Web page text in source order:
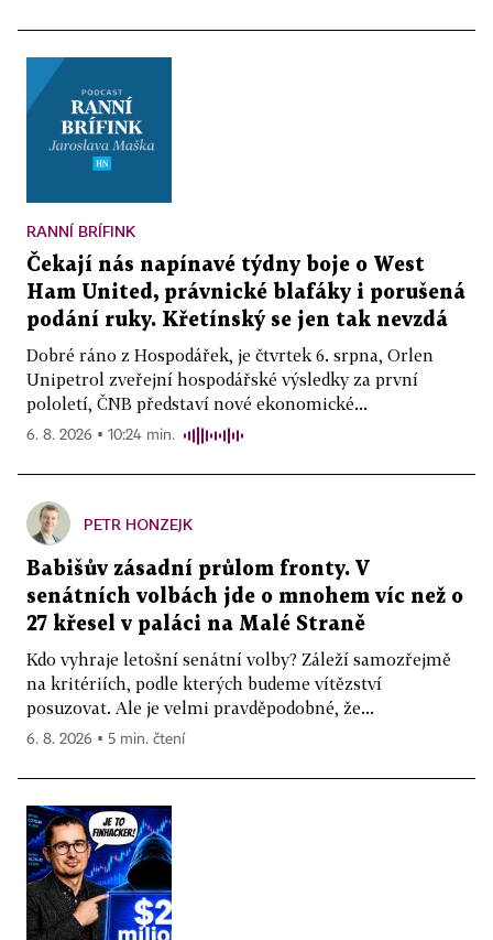
RANNÍ BRÍFINK
Čekají nás napínavé týdny boje o West
Ham United, právnické blafáky i porušená
podání ruky. Křetínský se jen tak nevzdá
Dobré ráno z Hospodářek, je čtvrtek 6. srpna, Orlen
Unipetrol zveřejní hospodářské výsledky za první
pololetí, ČNB představí nové ekonomické...
6. 8. 2026 ▪ 10:24 min.
PETR HONZEJK
Babišův zásadní průlom fronty. V
senátních volbách jde o mnohem víc než o
27 křesel v paláci na Malé Straně
Kdo vyhraje letošní senátní volby? Záleží samozřejmě
na kritériích, podle kterých budeme vítězství
posuzovat. Ale je velmi pravděpodobné, že...
6. 8. 2026 ▪ 5 min. čtení